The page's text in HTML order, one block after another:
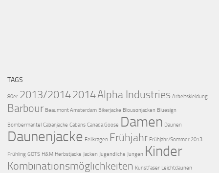
TAGS
80er 2013/20142014Alpha Industries Arbeitskleidung
Barbour Beaumont Amsterdam Bikerjacke Blousonjacken Bluesign
Bombermantel Cabanjacke Cabans Canada Goose Damen Daunen
Daunenjacke Fellkragen Frühjahr Frühjahr/Sommer 2013
Frühling GOTS H&M Herbstjacke Jacken Jugendliche Jungen Kinder
Kombinationsmöglichkeiten Kunstfaser Leichtdaunen